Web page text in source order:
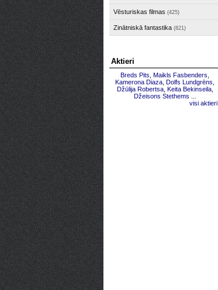
Vēsturiskas filmas (425)
Zinātniskā fantastika (821)
Aktieri
Breds Pits Maikls Fasbenders
Kamerona Diaza Dolfs Lundgrēns
Džūlija Robertsa, Keita Bekinseila,
Džeisons Stethems
visi aktieri